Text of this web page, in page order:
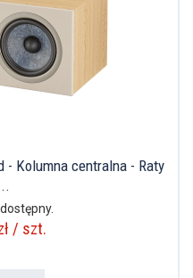
- Kolumna centralna - Raty
/ szt.